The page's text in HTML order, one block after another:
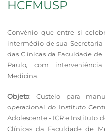
HCFMUSP
Convênio que entre si
intermédio de sua
das Clínicas da Faculdade
Paulo, com
Medicina.
Objeto: Custeio para
operacional do Instituto
Adolescente - ICR e Instituto
Clínicas da Faculdade de